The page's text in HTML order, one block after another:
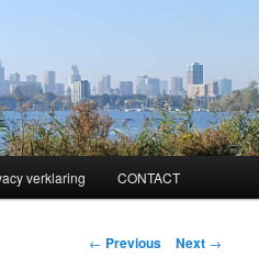
verklaring CONTACT
Post
← Previous Next →